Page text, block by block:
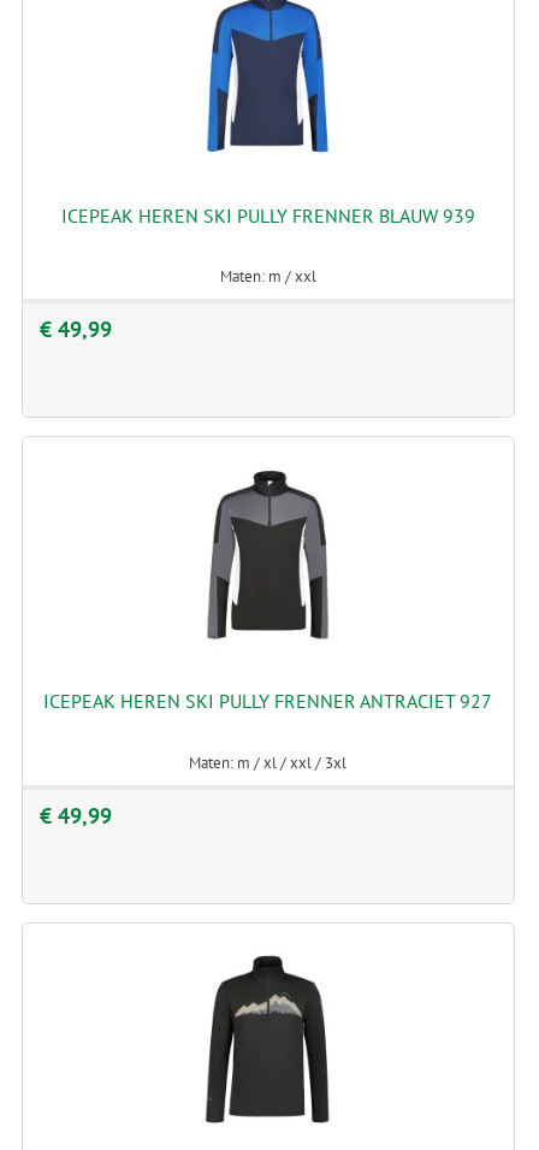
ICEPEAK HEREN SKI PULLY FRENNER BLAUW 939
Maten: m / xxl
€ 49,99
ICEPEAK HEREN SKI PULLY FRENNER ANTRACIET 927
Maten: m / xl / xxl / 3xl
€ 49,99